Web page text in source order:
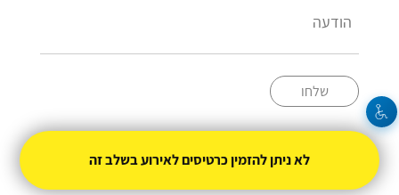
שלחו
לא ניתן להזמין כרטיסים לאירוע בשלב זה